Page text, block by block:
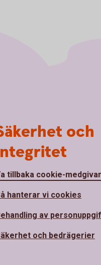
och
tillbaka cookie-
hanterar vi cookies
av
och bedrägerier